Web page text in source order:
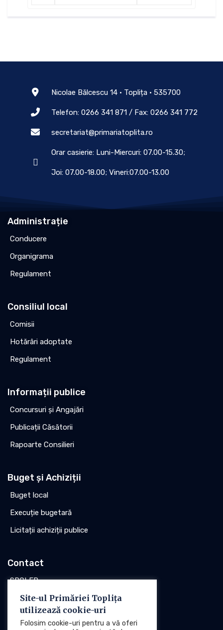
Nicolae Bălcescu 14 • Toplița • 535700
Telefon: 0266 341 871 / Fax: 0266 341 772
secretariat@primariatoplita.ro
Orar casierie: Luni-Miercuri: 07.00-15.30;
Joi: 07.00-18.00; Vineri:07.00-13.00
Administrație
Conducere
Organigrama
Regulament
Consiliul local
Comisii
Hotărâri adoptate
Regulament
Informații publice
Concursuri și Angajări
Publicații Căsătorii
Rapoarte Consilieri
Buget și Achiziții
Buget local
Execuție bugetară
Licitații achiziții publice
Contact
SPCLEP
Stare civilă
Poliția locală
Site-ul Primăriei Toplița
utilizează cookie-uri
Folosim cookie-uri pentru a vă oferi